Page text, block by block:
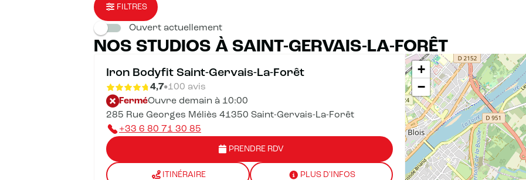
FILTRES
Ouvert actuellement
NOS STUDIOS À SAINT-GERVAIS-LA-FORÊT
Iron Bodyfit Saint-Gervais-La-Forêt
4,7 100 avis
FerméOuvre demain à 10:00
285 Rue Georges Méliès 41350 Saint-Gervais-La-Forêt
+33 6 80 71 30 85
PRENDRE RDV
ITINÉRAIRE PLUS D'INFOS
+
−